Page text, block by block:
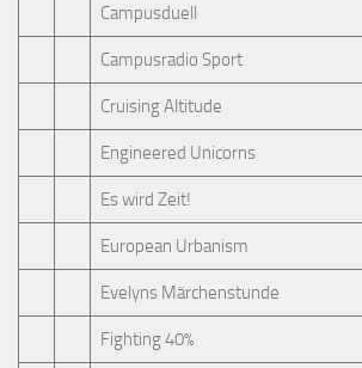
Campusduell
Campusradio Sport
Cruising Altitude
Engineered Unicorns
Es wird Zeit!
European Urbanism
Evelyns Märchenstunde
Fighting 40%